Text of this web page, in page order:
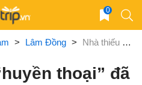
0
> Lâm Đồng > Nhà thiếu nhi “huyền thoại” đã mở sau thời gian tạm đóng cửa khiến team “sống ảo” đứng ngồi không yên…!
thoại” đã